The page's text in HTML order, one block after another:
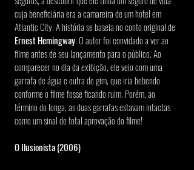
cuja beneficiária era a camareira de um hotel em
Atlantic City. A história se baseia no conto original de
Ernest Hemingway. O autor foi convidado a ver ao
filme antes de seu lançamento para o público. Ao
comparecer no dia da exibição, ele veio com uma
garrafa de água e outra de gim, que iria bebendo
conforme o filme fosse ficando ruim. Porém, ao
término do longa, as duas garrafas estavam intactas
como um sinal de total aprovação do filme!
O Ilusionista (2006)